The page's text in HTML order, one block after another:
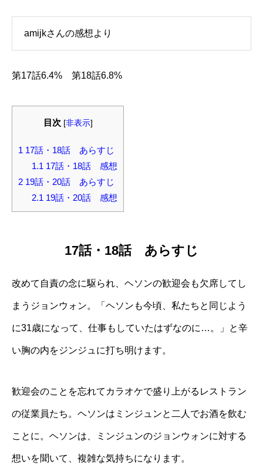
amijkさんの感想より
第17話6.4% 第18話6.8%
目次 [非表示]
1 17話・18話 あらすじ
1.1 17話・18話 感想
2 19話・20話 あらすじ
2.1 19話・20話 感想
17話・18話 あらすじ
改めて自責の念に駆られ、ヘソンの歓迎会も欠席してし
まうジョンウォン。「ヘソンも今頃、私たちと同じよう
に31歳になって、仕事もしていたはずなのに…。」と辛
い胸の内をジンジュに打ち明けます。
歓迎会のことを忘れてカラオケで盛り上がるレストラン
の従業員たち。ヘソンはミンジュンと二人でお酒を飲む
ことに。ヘソンは、ミンジュンのジョンウォンに対する
想いを聞いて、複雑な気持ちになります。